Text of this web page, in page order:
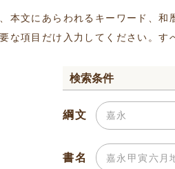
本文にあらわれるキーワード、
な項目だけ入力してください。
検索条件
綱文
書名